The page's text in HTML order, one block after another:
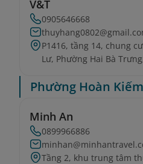
V&T
0905646668
P1416, tầng 14, chung
Lư, Phường Hai Bà
Phường Hoàn Kiếm
Minh An
0899966886
Tầng 2, khu trung tâm